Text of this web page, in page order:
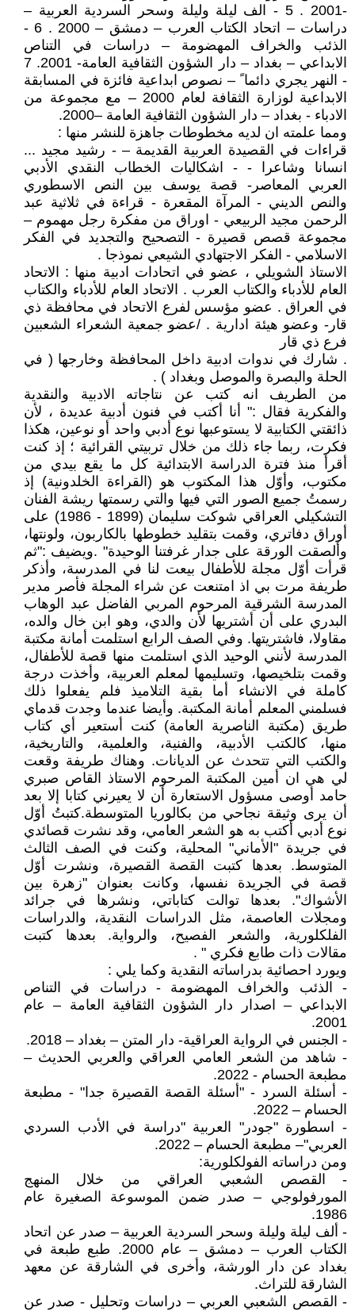
-2001 . 5 - الف ليلة وليلة وسحر السردية العربية –
دراسات – اتحاد الكتاب العرب – دمشق – 2000 . 6 -
الذئب والخراف المهضومة – دراسات في التناص
الابداعي – بغداد – دار الشؤون الثقافية العامة- 2001. 7
- النهر يجري دائما ً – نصوص ابداعية فائزة في المسابقة
الابداعية لوزارة الثقافة لعام 2000 – مع مجموعة من
الادباء - بغداد – دار الشؤون الثقافية العامة –2000.
ومما علمته ان لديه مخطوطات جاهزة للنشر منها :
قراءات في القصيدة العربية القديمة – - رشيد مجيد ...
انسانا وشاعرا - - اشكاليات الخطاب النقدي الأدبي
العربي المعاصر- قصة يوسف بين النص الاسطوري
والنص الديني - المرآة المقعرة - قراءة في ثلاثية عبد
الرحمن مجيد الربيعي - اوراق من مفكرة رجل مهموم –
مجموعة قصص قصيرة - التصحيح والتجديد في الفكر
الاسلامي - الفكر الاجتهادي الشيعي نموذجا .
الاستاذ الشويلي ، عضو في اتحادات ادبية منها : الاتحاد
العام للأدباء والكتاب العرب . الاتحاد العام للأدباء والكتاب
في العراق . عضو مؤسس لفرع الاتحاد في محافظة ذي
قار- وعضو هيئة ادارية . /عضو جمعية الشعراء الشعبين
فرع ذي قار
. شارك في ندوات ادبية داخل المحافظة وخارجها ( في
الحلة والبصرة والموصل وبغداد ) .
من الطريف انه كتب عن نتاجاته الادبية والنقدية
والفكرية فقال :" أنا أكتب في فنون أدبية عديدة ، لأن
ذائقتي الكتابية لا يستوعبها نوع أدبي واحد أو نوعين، هكذا
فكرت، ربما جاء ذلك من خلال تربيتي القرائية ؛ إذ كنت
أقرأ منذ فترة الدراسة الابتدائية كل ما يقع بيدي من
مكتوب، وأوّل هذا المكتوب هو (القراءة الخلدونية) إذ
رسمتُ جميع الصور التي فيها والتي رسمتها ريشة الفنان
التشكيلي العراقي شوكت سليمان (1899 - 1986) على
أوراق دفاتري، وقمت بتقليد خطوطها بالكاربون، ولونتها،
وألصقت الورقة على جدار غرفتنا الوحيدة" .ويضيف :"ثم
قرأت أوّل مجلة للأطفال بيعت لنا في المدرسة، وأذكر
طريفة مرت بي اذ امتنعت عن شراء المجلة فأصر مدير
المدرسة الشرقية المرحوم المربي الفاضل عبد الوهاب
البدري على أن أشتريها لأن والدي، وهو ابن خال والده،
مقاولا، فاشتريتها. وفي الصف الرابع استلمت أمانة مكتبة
المدرسة لأنني الوحيد الذي استلمت منها قصة للأطفال،
وقمت بتلخيصها، وتسليمها لمعلم العربية، وأخذت درجة
كاملة في الانشاء أما بقية التلاميذ فلم يفعلوا ذلك
فسلمني المعلم أمانة المكتبة. وأيضا عندما وجدت قدماي
طريق (مكتبة الناصرية العامة) كنت أستعير أي كتاب
منها، كالكتب الأدبية، والفنية، والعلمية، والتاريخية،
والكتب التي تتحدث عن الديانات. وهناك طريفة وقعت
لي هي ان أمين المكتبة المرحوم الاستاذ القاص صبري
حامد أوصى مسؤول الاستعارة أن لا يعيرني كتابا إلا بعد
أن يرى وثيقة نجاحي من بكالوريا المتوسطة.كتبتُ أوّل
نوع أدبي أكتب به هو الشعر العامي، وقد نشرت قصائدي
في جريدة "الأماني" المحلية، وكنت في الصف الثالث
المتوسط. بعدها كتبت القصة القصيرة، ونشرت أوّل
قصة في الجريدة نفسها، وكانت بعنوان "زهرة بين
الأشواك". بعدها توالت كتاباتي، ونشرها في جرائد
ومجلات العاصمة، مثل الدراسات النقدية، والدراسات
الفلكلورية، والشعر الفصيح، والرواية. بعدها كتبت
مقالات ذات طابع فكري " .
ويورد احصائية بدراساته النقدية وكما يلي :
- الذئب والخراف المهضومة - دراسات في التناص
الابداعي – اصدار دار الشؤون الثقافية العامة – عام
2001.
- الجنس في الرواية العراقية- دار المتن – بغداد – 2018.
- شاهد من الشعر العامي العراقي والعربي الحديث –
مطبعة الحسام - 2022.
- أسئلة السرد - "أسئلة القصة القصيرة جدا" - مطبعة
الحسام – 2022.
- اسطورة "جودر" العربية "دراسة في الأدب السردي
العربي"– مطبعة الحسام – 2022.
ومن دراساته الفولكلورية:
- القصص الشعبي العراقي من خلال المنهج
المورفولوجي – صدر ضمن الموسوعة الصغيرة عام
1986.
- ألف ليلة وليلة وسحر السردية العربية – صدر عن اتحاد
الكتاب العرب – دمشق – عام 2000. طبع طبعة في
بغداد عن دار الورشة، وأخرى في الشارقة عن معهد
الشارقة للتراث.
- القصص الشعبي العربي – دراسات وتحليل - صدر عن